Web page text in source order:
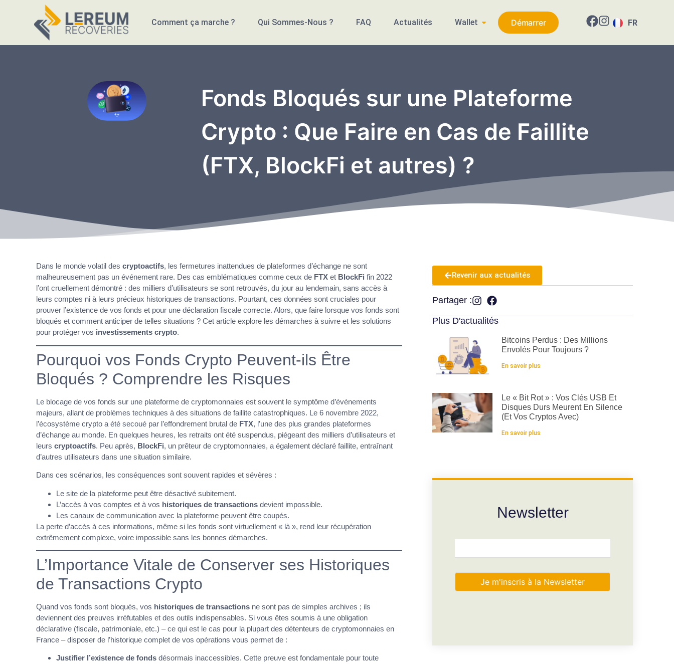
Comment ça marche ? Qui Sommes-Nous ? FAQ Actualités Wallet Démarrer FR
EN
Fonds Bloqués sur une Plateforme
Crypto : Que Faire en Cas de Faillite
(FTX, BlockFi et autres) ?
Dans le monde volatil des cryptoactifs, les fermetures inattendues de plateformes d’échange ne sont
malheureusement pas un événement rare. Des cas emblématiques comme ceux de FTX et BlockFi fin 2022
l’ont cruellement démontré : des milliers d’utilisateurs se sont retrouvés, du jour au lendemain, sans accès à
leurs comptes ni à leurs précieux historiques de transactions. Pourtant, ces données sont cruciales pour
prouver l’existence de vos fonds et pour une déclaration fiscale correcte. Alors, que faire lorsque vos fonds sont
bloqués et comment anticiper de telles situations ? Cet article explore les démarches à suivre et les solutions
pour protéger vos investissements crypto.
Pourquoi vos Fonds Crypto Peuvent-ils Être
Bloqués ? Comprendre les Risques
Le blocage de vos fonds sur une plateforme de cryptomonnaies est souvent le symptôme d’événements
majeurs, allant de problèmes techniques à des situations de faillite catastrophiques. Le 6 novembre 2022,
l’écosystème crypto a été secoué par l’effondrement brutal de FTX, l’une des plus grandes plateformes
d’échange au monde. En quelques heures, les retraits ont été suspendus, piégeant des milliers d’utilisateurs et
leurs cryptoactifs. Peu après, BlockFi, un prêteur de cryptomonnaies, a également déclaré faillite, entraînant
d’autres utilisateurs dans une situation similaire.
Dans ces scénarios, les conséquences sont souvent rapides et sévères :
Le site de la plateforme peut être désactivé subitement.
L’accès à vos comptes et à vos historiques de transactions devient impossible.
Les canaux de communication avec la plateforme peuvent être coupés.
La perte d’accès à ces informations, même si les fonds sont virtuellement « là », rend leur récupération
extrêmement complexe, voire impossible sans les bonnes démarches.
L’Importance Vitale de Conserver ses Historiques
de Transactions Crypto
Quand vos fonds sont bloqués, vos historiques de transactions ne sont pas de simples archives ; ils
deviennent des preuves irréfutables et des outils indispensables. Si vous êtes soumis à une obligation
déclarative (fiscale, patrimoniale, etc.) – ce qui est le cas pour la plupart des détenteurs de cryptomonnaies en
France – disposer de l’historique complet de vos opérations vous permet de :
Justifier l’existence de fonds désormais inaccessibles. Cette preuve est fondamentale pour toute
Revenir aux actualités
Partager :
Plus D'actualités
Bitcoins Perdus : Des Millions
Envolés Pour Toujours ?
En savoir plus
Le « Bit Rot » : Vos Clés USB Et
Disques Durs Meurent En Silence
(et Vos Cryptos Avec)
En savoir plus
Newsletter